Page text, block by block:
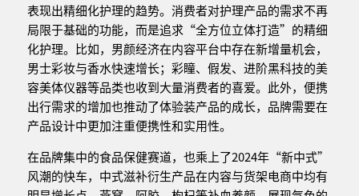
表现出精细化护理的趋势。消费者对护理产品的需求不再
局限于基础的功能，而是追求“全方位立体打造”的精细
化护理。比如，男颜经济在内容平台中存在新增量机会，
男士彩妆与香水快速增长；彩瞳、假发、进阶黑科技的美
容美体仪器等品类也收到大量消费者的喜爱。此外，便携
出行需求的增加也推动了体验装产品的成长，品牌需要在
产品设计中更加注重便携性和实用性。
在品牌集中的食品保健赛道，也乘上了2024年“新中式”
风潮的快车，中式滋补衍生产品在内容与货架电商中均有